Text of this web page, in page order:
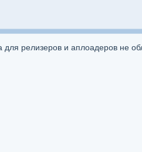
для релизеров и аплоадеров не